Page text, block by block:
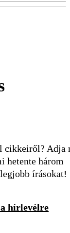
cikkeiről? Adja
hetente három
írásokat!
hírlevélre